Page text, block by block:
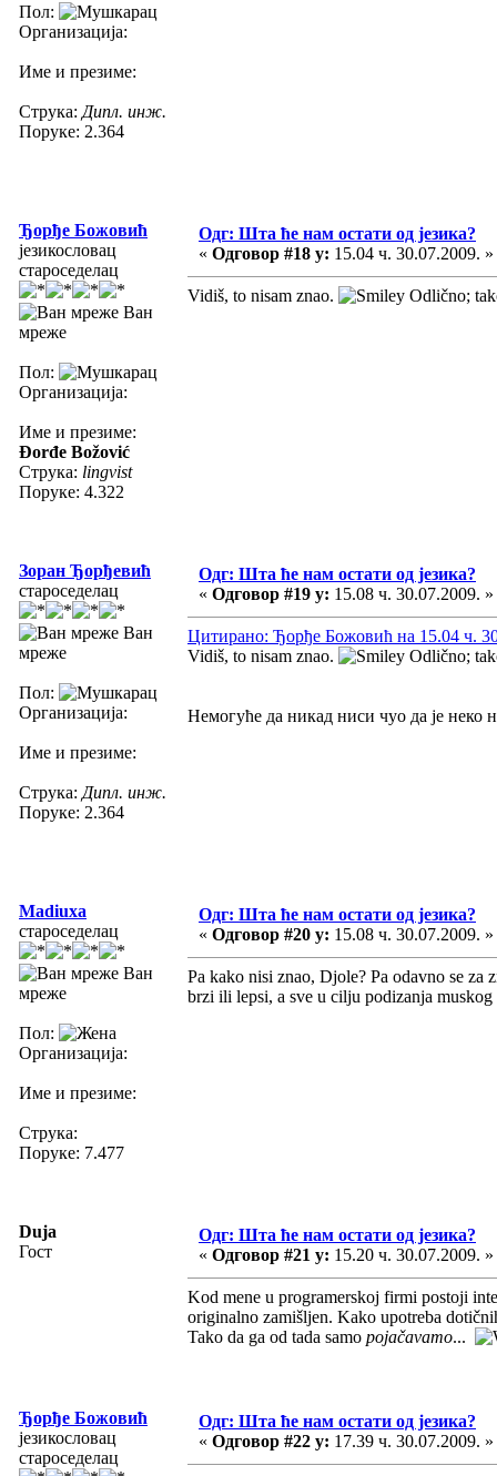
Пол:
Организација:
Име и презиме:
Струка: Дипл. инж.
Поруке: 2.364
Ђорђе Божовић
језикословац
староседелац
Ван
мреже
Пол:
Организација:
Име и презиме:
Đorđe Božović
Струка: lingvist
Поруке: 4.322
Одг: Шта ће нам остати од језика?
« Одговор #18 у: 15.04 ч. 30.07.2009. »
Vidiš, to nisam znao. Odlično;
Зоран Ђорђевић
староседелац
Ван
мреже
Пол:
Организација:
Име и презиме:
Струка: Дипл. инж.
Поруке: 2.364
Одг: Шта ће нам остати од језика?
« Одговор #19 у: 15.08 ч. 30.07.2009. »
Цитирано: Ђорђе Божовић на 15.04 ч.
Vidiš, to nisam znao.
Odlično;
Немогуће да никад ниси чуо да је
Madiuxa
староседелац
Ван
мреже
Пол:
Организација:
Име и презиме:
Струка:
Поруке: 7.477
Одг: Шта ће нам остати од језика?
« Одговор #20 у: 15.08 ч. 30.07.2009. »
Pa kako nisi znao, Djole? Pa odavno se
brzi ili lepsi, a sve u cilju podizanja
Duja
Гост
Одг: Шта ће нам остати од језика?
« Одговор #21 у: 15.20 ч. 30.07.2009. »
Kod mene u programerskoj firmi postoji
originalno zamišljen. Kako upotreba
Tako da ga od tada samo pojačavamo...
Ђорђе Божовић
језикословац
староседелац
Одг: Шта ће нам остати од језика?
« Одговор #22 у: 17.39 ч. 30.07.2009. »